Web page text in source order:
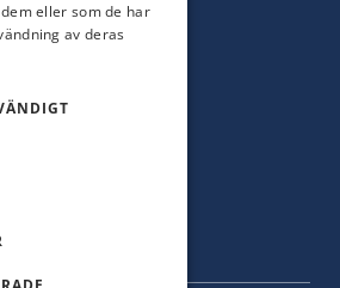
eller som de har
av deras